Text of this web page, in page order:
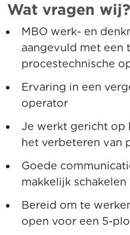
Wat vragen wij?
MBO werk- en
aangevuld met een
procestechnische
Ervaring in een
operator
Je werkt gericht op
het verbeteren van
Goede
makkelijk
Bereid om te
open voor een 5-